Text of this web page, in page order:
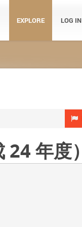
EXPLORE LOG IN
年度）